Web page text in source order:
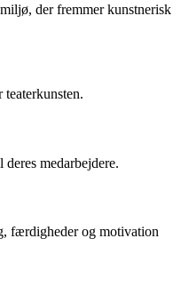
der fremmer kunstnerisk
medarbejdere.
færdigheder og motivation